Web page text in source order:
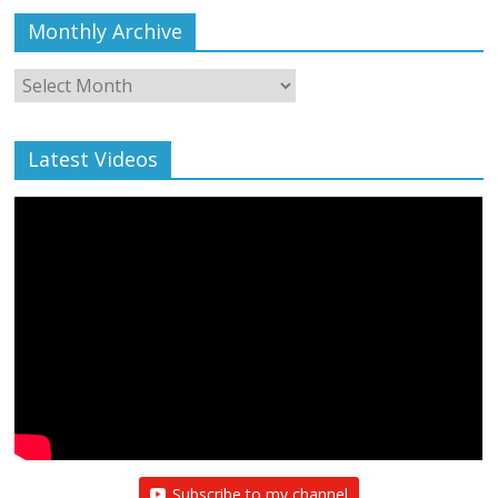
Monthly Archive
Monthly
Archive
Latest Videos
Subscribe to my channel